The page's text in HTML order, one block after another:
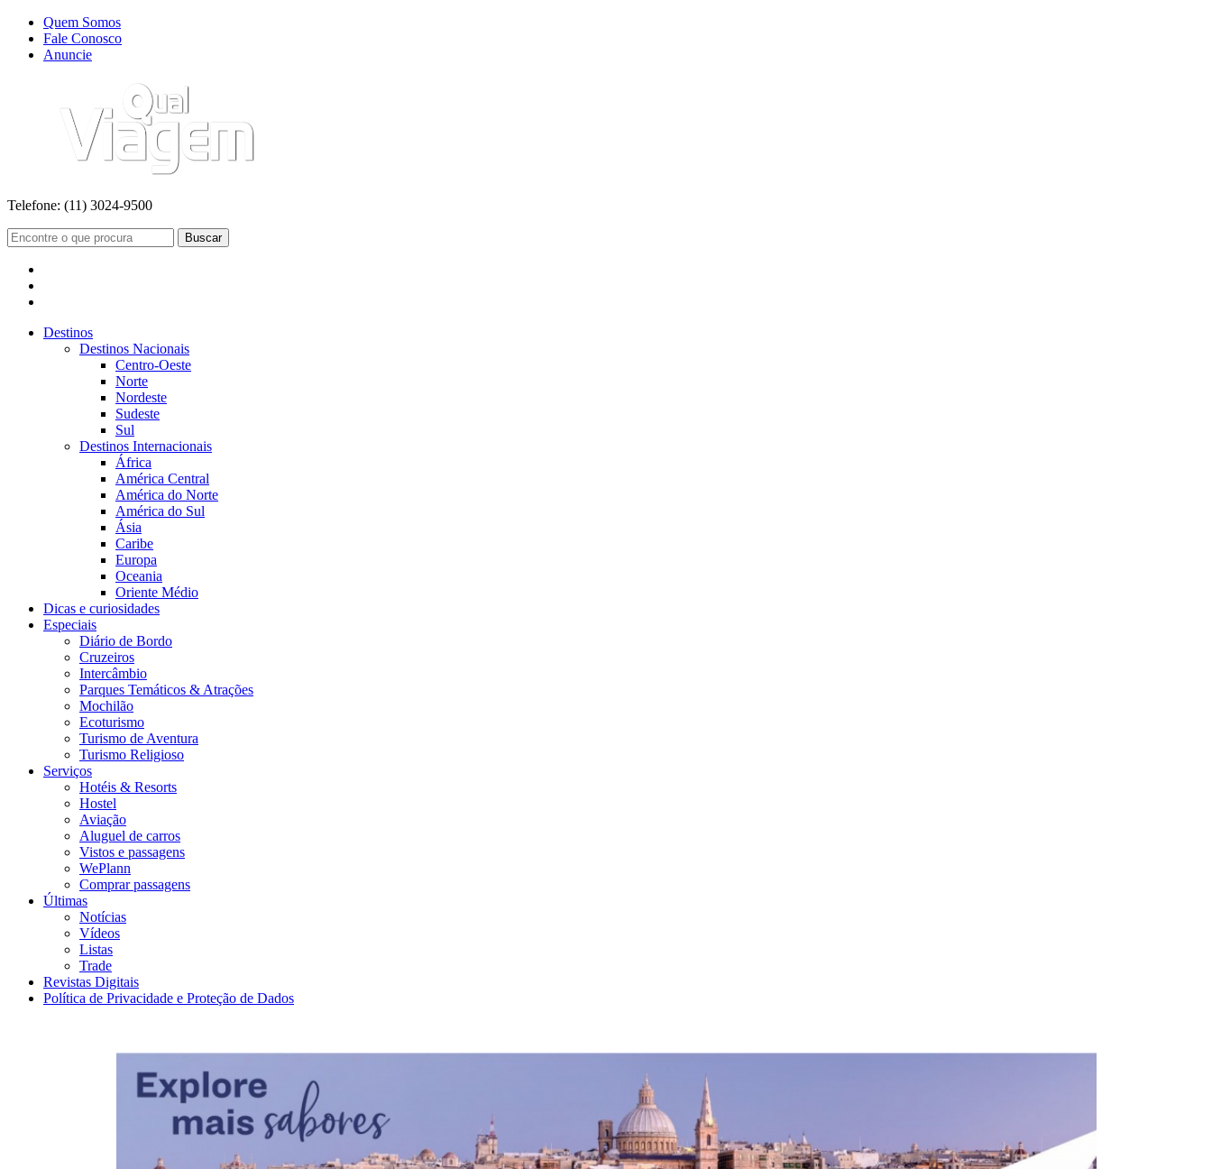
Quem Somos
Fale Conosco
Anuncie
Telefone: (11) 3024-9500
Buscar
Destinos
Destinos Nacionais
Centro-Oeste
Norte
Nordeste
Sudeste
Sul
Destinos Internacionais
África
América Central
América do Norte
América do Sul
Ásia
Caribe
Europa
Oceania
Oriente Médio
Dicas e curiosidades
Especiais
Diário de Bordo
Cruzeiros
Intercâmbio
Parques Temáticos & Atrações
Mochilão
Ecoturismo
Turismo de Aventura
Turismo Religioso
Serviços
Hotéis & Resorts
Hostel
Aviação
Aluguel de carros
Vistos e passagens
WePlann
Comprar passagens
Últimas
Notícias
Vídeos
Listas
Trade
Revistas Digitais
Política de Privacidade e Proteção de Dados